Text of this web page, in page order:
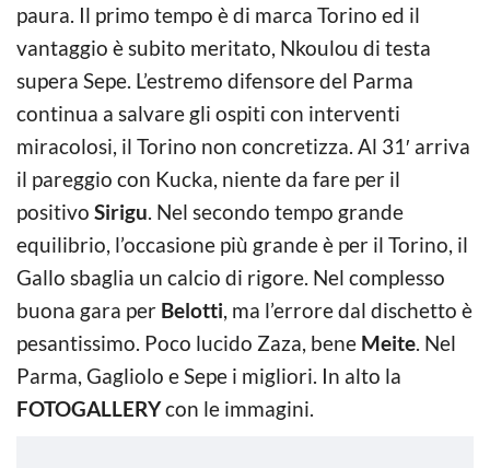
paura. Il primo tempo è di marca Torino ed il
vantaggio è subito meritato, Nkoulou di testa
supera Sepe. L’estremo difensore del Parma
continua a salvare gli ospiti con interventi
miracolosi, il Torino non concretizza. Al 31′ arriva
il pareggio con Kucka, niente da fare per il
positivo Sirigu. Nel secondo tempo grande
equilibrio, l’occasione più grande è per il Torino, il
Gallo sbaglia un calcio di rigore. Nel complesso
buona gara per Belotti, ma l’errore dal dischetto è
pesantissimo. Poco lucido Zaza, bene Meite. Nel
Parma, Gagliolo e Sepe i migliori. In alto la
FOTOGALLERYcon le immagini.